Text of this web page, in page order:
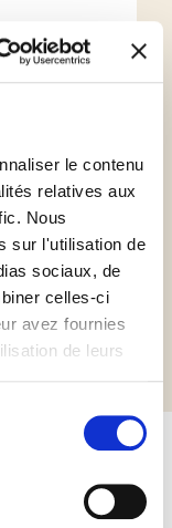
le contenu
relatives aux
Nous
sur l'utilisation de
sociaux, de
celles-ci
avez fournies
de leurs
de